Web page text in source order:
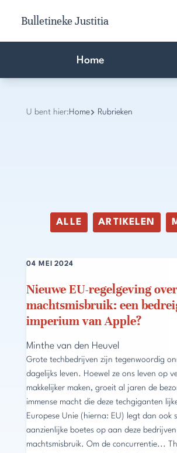
Bulletineke Justitia
Home
U bent hier: Home Rubrieken
ALLE ARTIKELEN
Nieuwe EU-regelgeving over
machtsmisbruik: een
imperium van Apple?
04 MEI 2024
Minthe van den Heuvel
Grote techbedrijven zijn tegenwoordig
dagelijks leven. Hoewel ze ons leven op
makkelijker maken, groeit al jaren de
immense macht die deze techgiganten
Europese Unie (hierna: EU) legt dan ook
aanzienlijke boetes op aan deze
machtsmisbruik. Om de concurrentie...